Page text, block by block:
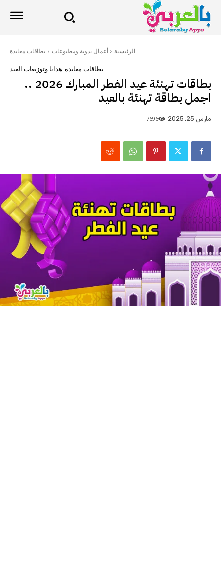
الرئيسية أعمال يدوية ومطبوعات بطاقات معايدة
بطاقات معايدة هدايا وتوزيعات العيد
بطاقات تهنئة عيد الفطر المبارك 2026 ..
اجمل بطاقة تهنئة بالعيد
مارس 25, 2025 7696